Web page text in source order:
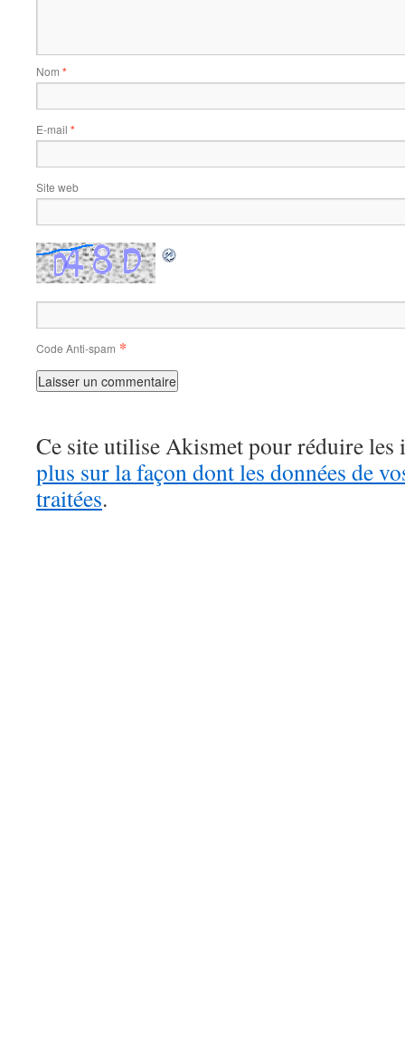
Nom *
E-mail *
Site web
Code Anti-spam *
Ce site utilise Akismet pour réduire les
plus sur la façon dont les données de
traitées.